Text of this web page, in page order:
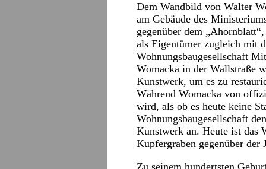
Dem Wandbild von Walter
am Gebäude des
gegenüber dem
als Eigentümer zugleich mit
Wohnungsbaugesellschaft
Womacka in der Wallstraße
Kunstwerk, um es zu
Während Womacka von
wird, als ob es heute keine
Wohnungsbaugesellschaft
Kunstwerk an. Heute ist das
Kupfergraben gegenüber
Zu seinem hundertsten